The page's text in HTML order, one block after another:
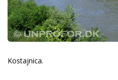
Kostajnica.